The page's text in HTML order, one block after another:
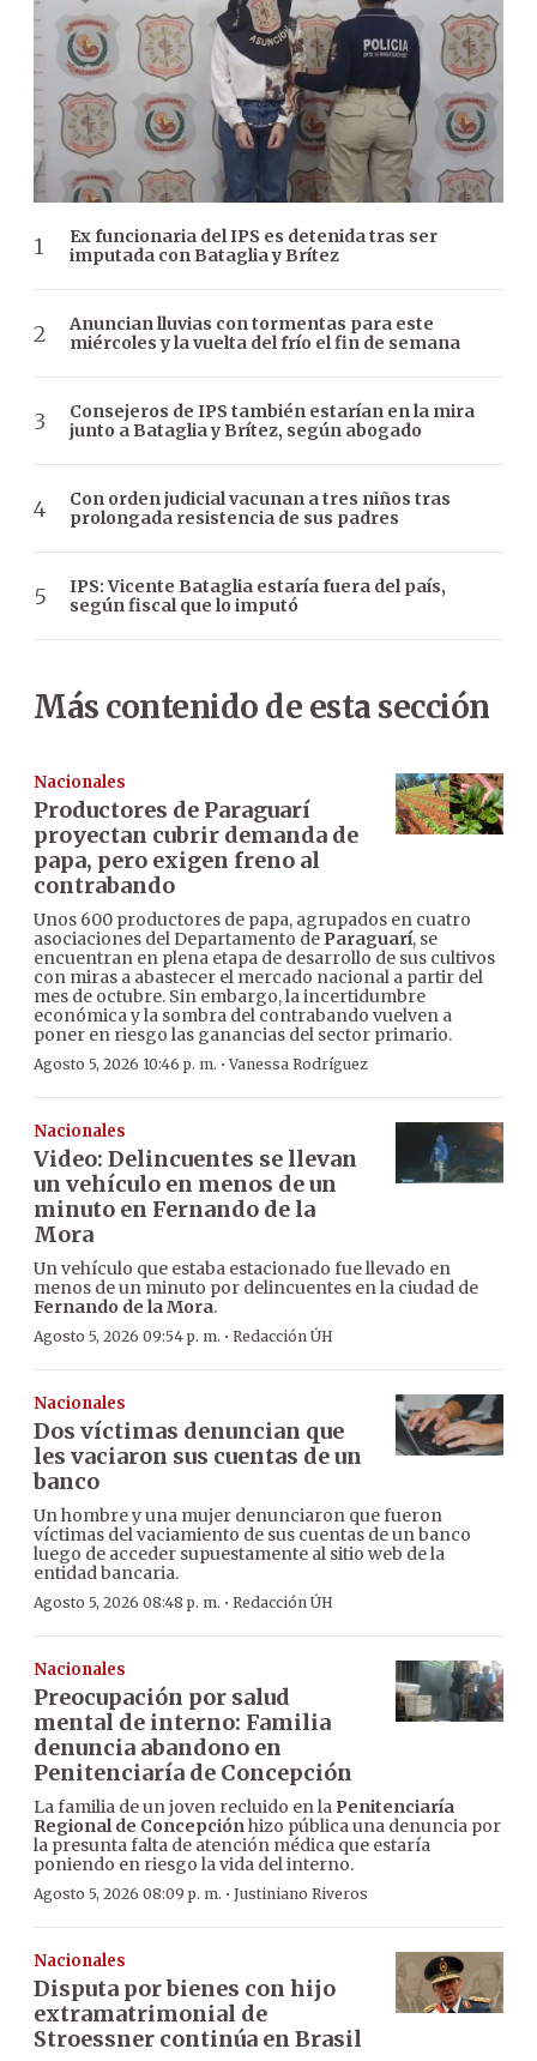
Ex funcionaria del IPS es detenida tras ser
imputada con Bataglia y Brítez
Anuncian lluvias con tormentas para este
miércoles y la vuelta del frío el fin de semana
Consejeros de IPS también estarían en la mira
junto a Bataglia y Brítez, según abogado
Con orden judicial vacunan a tres niños tras
prolongada resistencia de sus padres
IPS: Vicente Bataglia estaría fuera del país,
según fiscal que lo imputó
Más contenido de esta sección
Nacionales
Productores de Paraguarí
proyectan cubrir demanda de
papa, pero exigen freno al
contrabando
Unos 600 productores de papa, agrupados en cuatro
asociaciones del Departamento de Paraguarí, se
encuentran en plena etapa de desarrollo de sus cultivos
con miras a abastecer el mercado nacional a partir del
mes de octubre. Sin embargo, la incertidumbre
económica y la sombra del contrabando vuelven a
poner en riesgo las ganancias del sector primario.
Agosto 5, 2026 10:46 p. m. ·Vanessa Rodríguez
Nacionales
Video: Delincuentes se llevan
un vehículo en menos de un
minuto en Fernando de la
Mora
Un vehículo que estaba estacionado fue llevado en
menos de un minuto por delincuentes en la ciudad de
Fernando de la Mora.
Agosto 5, 2026 09:54 p. m. · Redacción ÚH
Nacionales
Dos víctimas denuncian que
les vaciaron sus cuentas de un
banco
Un hombre y una mujer denunciaron que fueron
víctimas del vaciamiento de sus cuentas de un banco
luego de acceder supuestamente al sitio web de la
entidad bancaria.
Agosto 5, 2026 08:48 p. m. · Redacción ÚH
Nacionales
Preocupación por salud
mental de interno: Familia
denuncia abandono en
Penitenciaría de Concepción
La familia de un joven recluido en la Penitenciaría
Regional de Concepciónhizo pública una denuncia por
la presunta falta de atención médica que estaría
poniendo en riesgo la vida del interno.
Agosto 5, 2026 08:09 p. m. · Justiniano Riveros
Nacionales
Disputa por bienes con hijo
extramatrimonial de
Stroessner continúa en Brasil